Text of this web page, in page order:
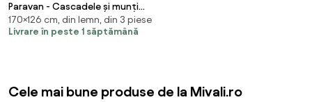
Paravan - Cascadele și munți
(126x170 cm)
170×126 cm, din lemn, din 3 piese
Livrare în peste 1 săptămână
Cele mai bune produse de la Mivali.ro